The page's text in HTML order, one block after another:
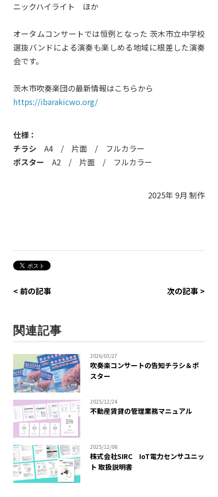
ニックハイライト ほか
オータムコンサートでは恒例となった 茨木市立中学校
選抜バンドによる演奏も楽しめる地域に根差した演奏
会です。
茨木市吹奏楽団の最新情報はこちらから
https://ibarakicwo.org/
仕様：
チラシ A4 / 片面 / フルカラー
ポスター A2 / 片面 / フルカラー
2025年 9月 制作
< 前の記事 次の記事 >
関連記事
2026/03/27
吹奏楽コンサートの告知チラシ＆ポ
スター
2025/12/24
不動産賃貸の管理業務マニュアル
2025/12/08
株式会社SIRC IoT電力センサユニッ
ト 取扱説明書